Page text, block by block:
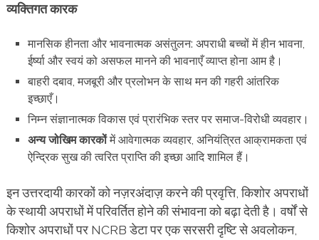
व्यक्तिगत कारक
मानसिक हीनता और भावनात्मक असंतुलन: अपराधी बच्चों में हीन भावना,
ईर्ष्या और स्वयं को असफल मानने की भावनाएँ व्याप्त होना आम है।
बाहरी दबाव, मजबूरी और प्रलोभन के साथ मन की गहरी आंतरिक
इच्छाएँ।
निम्न संज्ञानात्मक विकास एवं प्रारंभिक स्तर पर समाज-विरोधी व्यवहार।
अन्य जोखिम कारकोंमें आवेगात्मक व्यवहार, अनियंत्रित आक्रामकता एवं
ऐन्द्रिक सुख की त्वरित प्राप्ति की इच्छा आदि शामिल हैं।
इन उत्तरदायी कारकों को नज़रअंदाज़ करने की प्रवृत्ति, किशोर अपराधों
के स्थायी अपराधों में परिवर्तित होने की संभावना को बढ़ा देती है। वर्षों से
किशोर अपराधों पर NCRB डेटा पर एक सरसरी दृष्टि से अवलोकन,